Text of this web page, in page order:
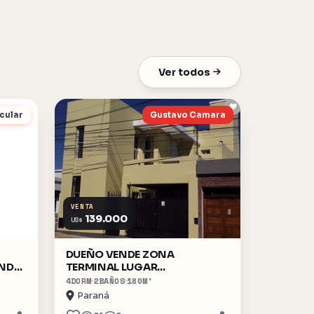
Ver todos
Gustavo Camara
VENTA
US$ 139.000
DUEÑO VENDE ZONA
TERMINAL LUGAR
ESTRATEGICO
4DORM 2BAÑOS180M²
Paraná